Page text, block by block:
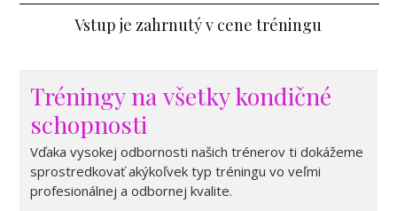
Vstup je zahrnutý v cene tréningu
Tréningy na všetky kondičné
schopnosti
Vďaka vysokej odbornosti našich trénerov ti dokážeme
sprostredkovať akýkoľvek typ tréningu vo veľmi
profesionálnej a odbornej kvalite.